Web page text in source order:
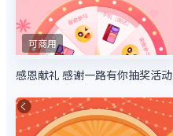
可商用
感恩献礼 感谢一路有你抽奖活动